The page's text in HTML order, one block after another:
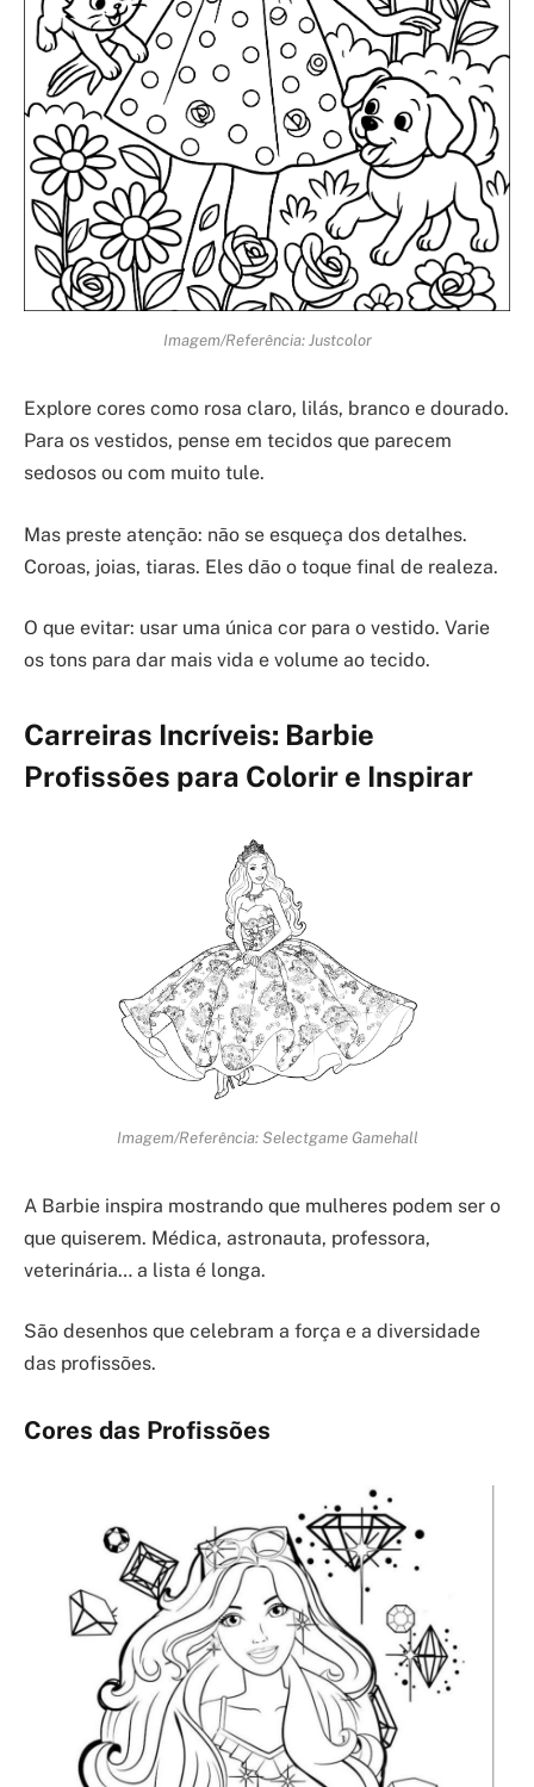
Imagem/Referência: Justcolor
Explore cores como rosa claro, lilás, branco e dourado.
Para os vestidos, pense em tecidos que parecem
sedosos ou com muito tule.
Mas preste atenção: não se esqueça dos detalhes.
Coroas, joias, tiaras. Eles dão o toque final de realeza.
O que evitar: usar uma única cor para o vestido. Varie
os tons para dar mais vida e volume ao tecido.
Carreiras Incríveis: Barbie
Profissões para Colorir e Inspirar
Imagem/Referência: Selectgame Gamehall
A Barbie inspira mostrando que mulheres podem ser o
que quiserem. Médica, astronauta, professora,
veterinária… a lista é longa.
São desenhos que celebram a força e a diversidade
das profissões.
Cores das Profissões